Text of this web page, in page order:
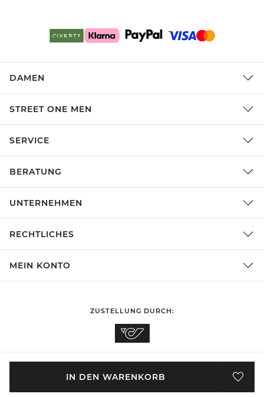
IN DEN WARENKORB
DAMEN
STREET ONE MEN
SERVICE
BERATUNG
UNTERNEHMEN
RECHTLICHES
MEIN KONTO
ZUSTELLUNG DURCH: